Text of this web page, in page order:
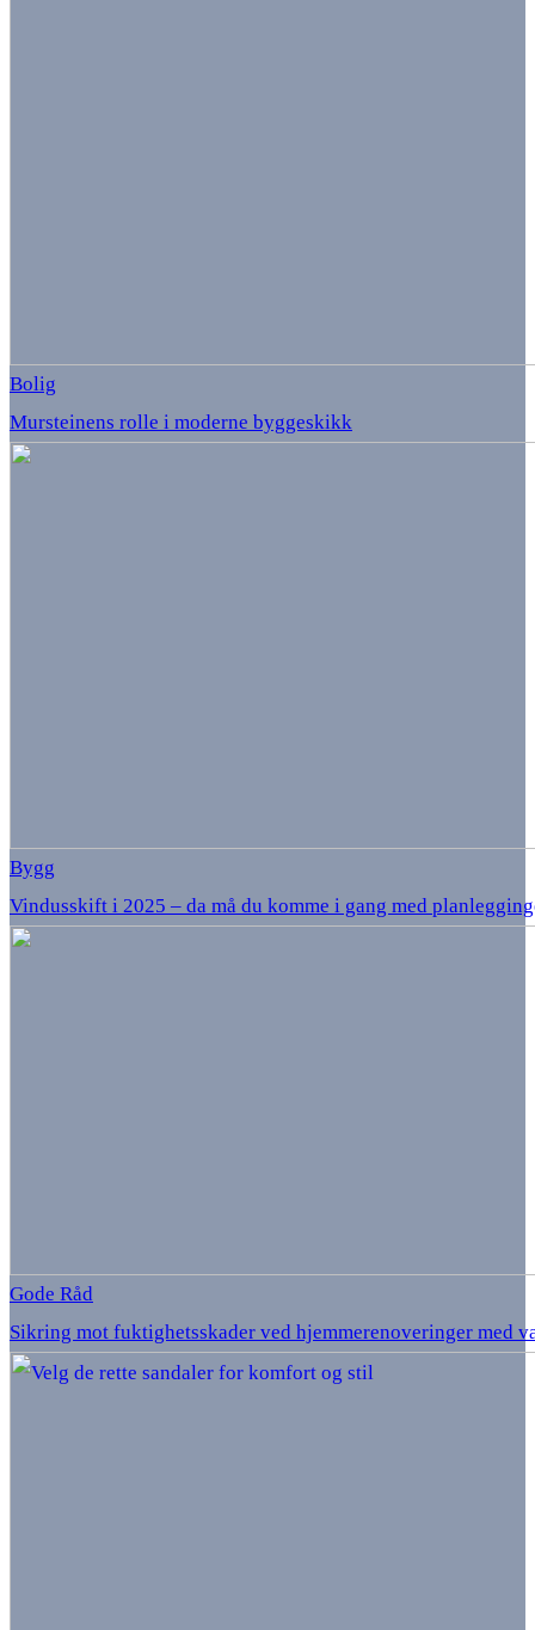
Bolig
Mursteinens rolle i moderne byggeskikk
Bygg
Vindusskift i 2025 – da må du komme i gang med
Gode Råd
Sikring mot fuktighetsskader ved hjemmerenoveringer med